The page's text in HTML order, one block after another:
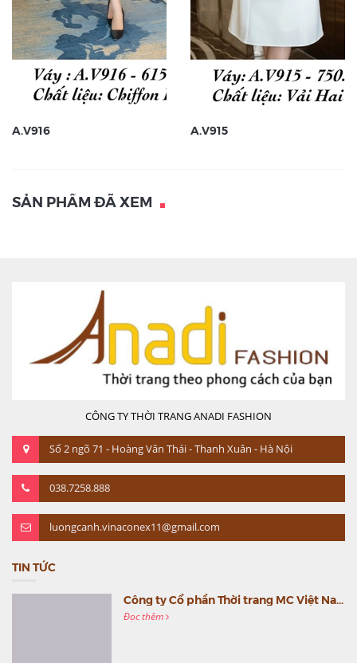
A.V916 A.V915
SẢN PHẨM ĐÃ XEM
CÔNG TY THỜI TRANG ANADI FASHION
Số 2 ngõ 71 - Hoàng Văn Thái - Thanh Xuân - Hà Nội
038.7258.888
luongcanh.vinaconex11@gmail.com
TIN TỨC
Công ty Cổ phần Thời trang MC Việt Nam (MC Fashion) tổ chức Gala mừng sinh nhật lần thứ 9
Đọc thêm